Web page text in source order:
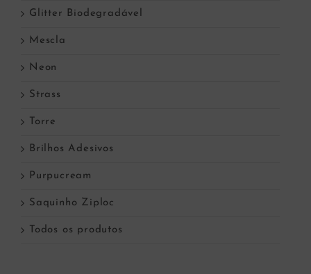
Glitter Biodegradável
Mescla
Neon
Strass
Torre
Brilhos Adesivos
Purpucream
Saquinho Ziploc
Todos os produtos